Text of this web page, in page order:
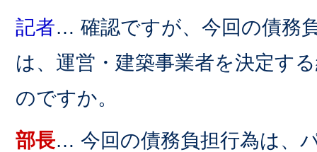
記者… 確認ですが、今回の債務
は、運営・建築事業者を決定す
のですか。
部長… 今回の債務負担行為は、